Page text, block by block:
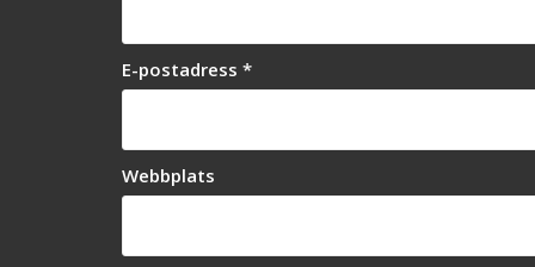
E-postadress *
Webbplats